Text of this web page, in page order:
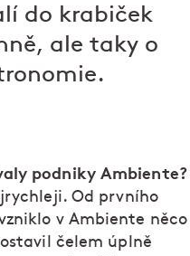
do krabiček
ale taky o
podniky Ambiente?
Od prvního
v Ambiente něco
čelem úplně